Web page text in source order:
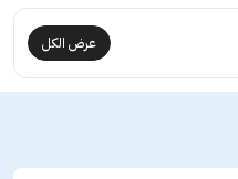
عرض الكل